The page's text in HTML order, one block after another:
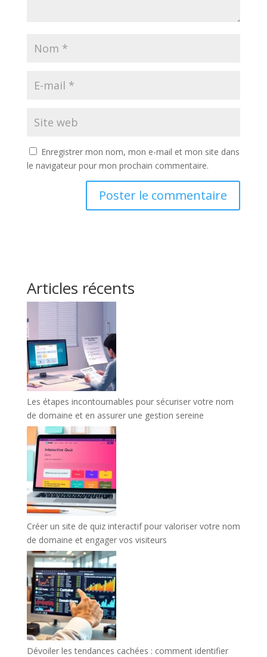
Enregistrer mon nom, mon e-mail et mon site dans
le navigateur pour mon prochain commentaire.
Articles récents
Les étapes incontournables pour sécuriser votre nom
de domaine et en assurer une gestion sereine
Créer un site de quiz interactif pour valoriser votre nom
de domaine et engager vos visiteurs
Dévoiler les tendances cachées : comment identifier